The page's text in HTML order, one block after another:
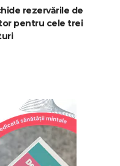
rezervările de
pentru cele trei